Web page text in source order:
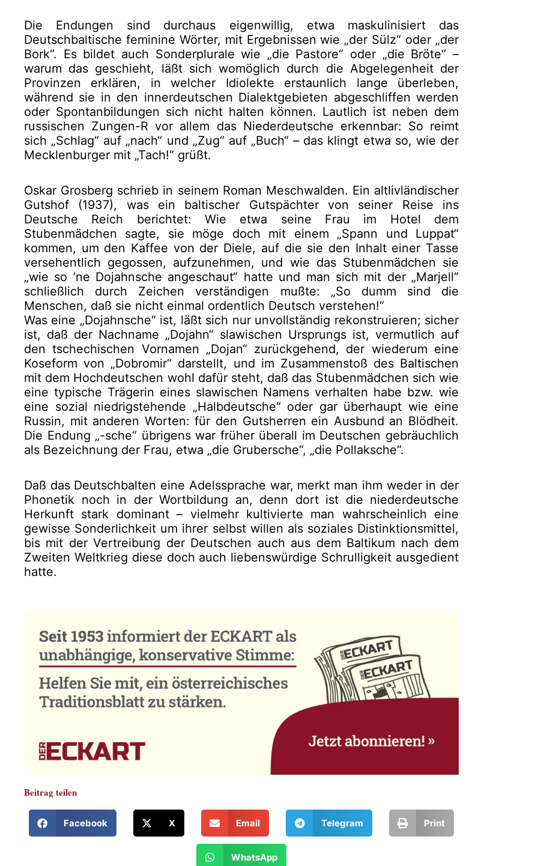
Die Endungen sind durchaus eigenwillig, etwa maskulinisiert das
Deutschbaltische feminine Wörter, mit Ergebnissen wie „der Sülz“ oder „der
Bork“. Es bildet auch Sonderplurale wie „die Pastore“ oder „die Bröte“ –
warum das geschieht, läßt sich womöglich durch die Abgelegenheit der
Provinzen erklären, in welcher Idiolekte erstaunlich lange überleben,
während sie in den innerdeutschen Dialektgebieten abgeschliffen werden
oder Spontanbildungen sich nicht halten können. Lautlich ist neben dem
russischen Zungen-R vor allem das Niederdeutsche erkennbar: So reimt
sich „Schlag“ auf „nach“ und „Zug“ auf „Buch“ – das klingt etwa so, wie der
Mecklenburger mit „Tach!“ grüßt.
Oskar Grosberg schrieb in seinem Roman Meschwalden. Ein altlivländischer
Gutshof (1937), was ein baltischer Gutspächter von seiner Reise ins
Deutsche Reich berichtet: Wie etwa seine Frau im Hotel dem
Stubenmädchen sagte, sie möge doch mit einem „Spann und Luppat“
kommen, um den Kaffee von der Diele, auf die sie den Inhalt einer Tasse
versehentlich gegossen, aufzunehmen, und wie das Stubenmädchen sie
„wie so ’ne Dojahnsche angeschaut“ hatte und man sich mit der „Marjell“
schließlich durch Zeichen verständigen mußte: „So dumm sind die
Menschen, daß sie nicht einmal ordentlich Deutsch verstehen!“
Was eine „Dojahnsche“ ist, läßt sich nur unvollständig rekonstruieren; sicher
ist, daß der Nachname „Dojahn“ slawischen Ursprungs ist, vermutlich auf
den tschechischen Vornamen „Dojan“ zurückgehend, der wiederum eine
Koseform von „Dobromir“ darstellt, und im Zusammenstoß des Baltischen
mit dem Hochdeutschen wohl dafür steht, daß das Stubenmädchen sich wie
eine typische Trägerin eines slawischen Namens verhalten habe bzw. wie
eine sozial niedrigstehende „Halbdeutsche“ oder gar überhaupt wie eine
Russin, mit anderen Worten: für den Gutsherren ein Ausbund an Blödheit.
Die Endung „-sche“ übrigens war früher überall im Deutschen gebräuchlich
als Bezeichnung der Frau, etwa „die Grubersche“, „die Pollaksche“.
Daß das Deutschbalten eine Adelssprache war, merkt man ihm weder in der
Phonetik noch in der Wortbildung an, denn dort ist die niederdeutsche
Herkunft stark dominant – vielmehr kultivierte man wahrscheinlich eine
gewisse Sonderlichkeit um ihrer selbst willen als soziales Distinktionsmittel,
bis mit der Vertreibung der Deutschen auch aus dem Baltikum nach dem
Zweiten Weltkrieg diese doch auch liebenswürdige Schrulligkeit ausgedient
hatte.
Beitrag teilen
Facebook X Email Telegram Print
WhatsApp